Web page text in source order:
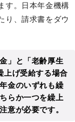
す。日本年金機構
り、請求書をダウ
」と「老齢厚生
上げ受給する場合
金のいずれも繰
らか一つを繰上
意が必要です。